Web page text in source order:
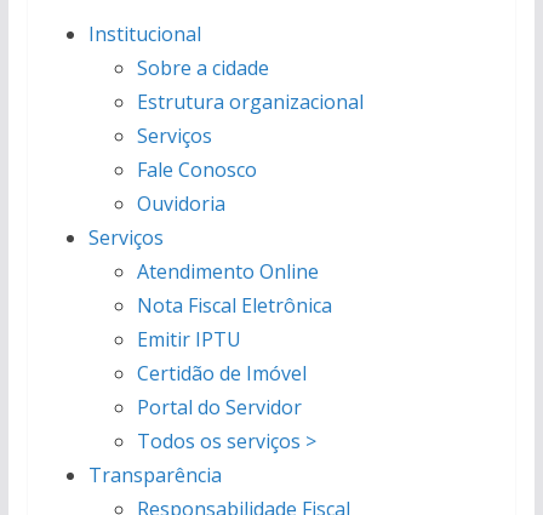
Institucional
Sobre a cidade
Estrutura organizacional
Serviços
Fale Conosco
Ouvidoria
Serviços
Atendimento Online
Nota Fiscal Eletrônica
Emitir IPTU
Certidão de Imóvel
Portal do Servidor
Todos os serviços >
Transparência
Responsabilidade Fiscal